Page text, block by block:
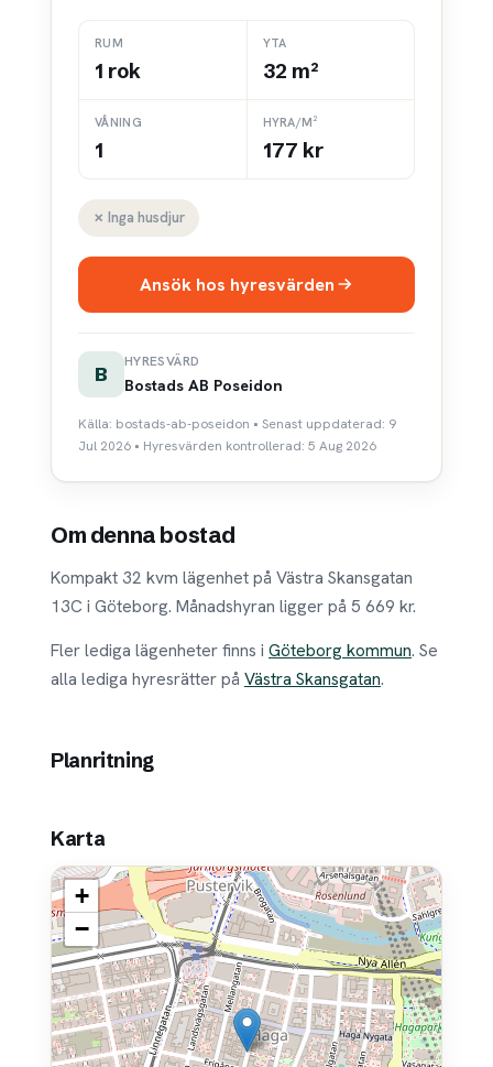
RUM
1 rok
YTA
32 m²
VÅNING
1
HYRA/M²
177 kr
✗ Inga husdjur
Ansök hos hyresvärden
B
HYRESVÄRD
Bostads AB Poseidon
Källa: bostads-ab-poseidon • Senast uppdaterad: 9
Jul 2026 • Hyresvärden kontrollerad: 5 Aug 2026
Om denna bostad
Kompakt 32 kvm lägenhet på Västra Skansgatan
13C i Göteborg. Månadshyran ligger på 5 669 kr.
Fler lediga lägenheter finns i Göteborg kommun. Se
alla lediga hyresrätter på Västra Skansgatan.
Planritning
Karta
+
−